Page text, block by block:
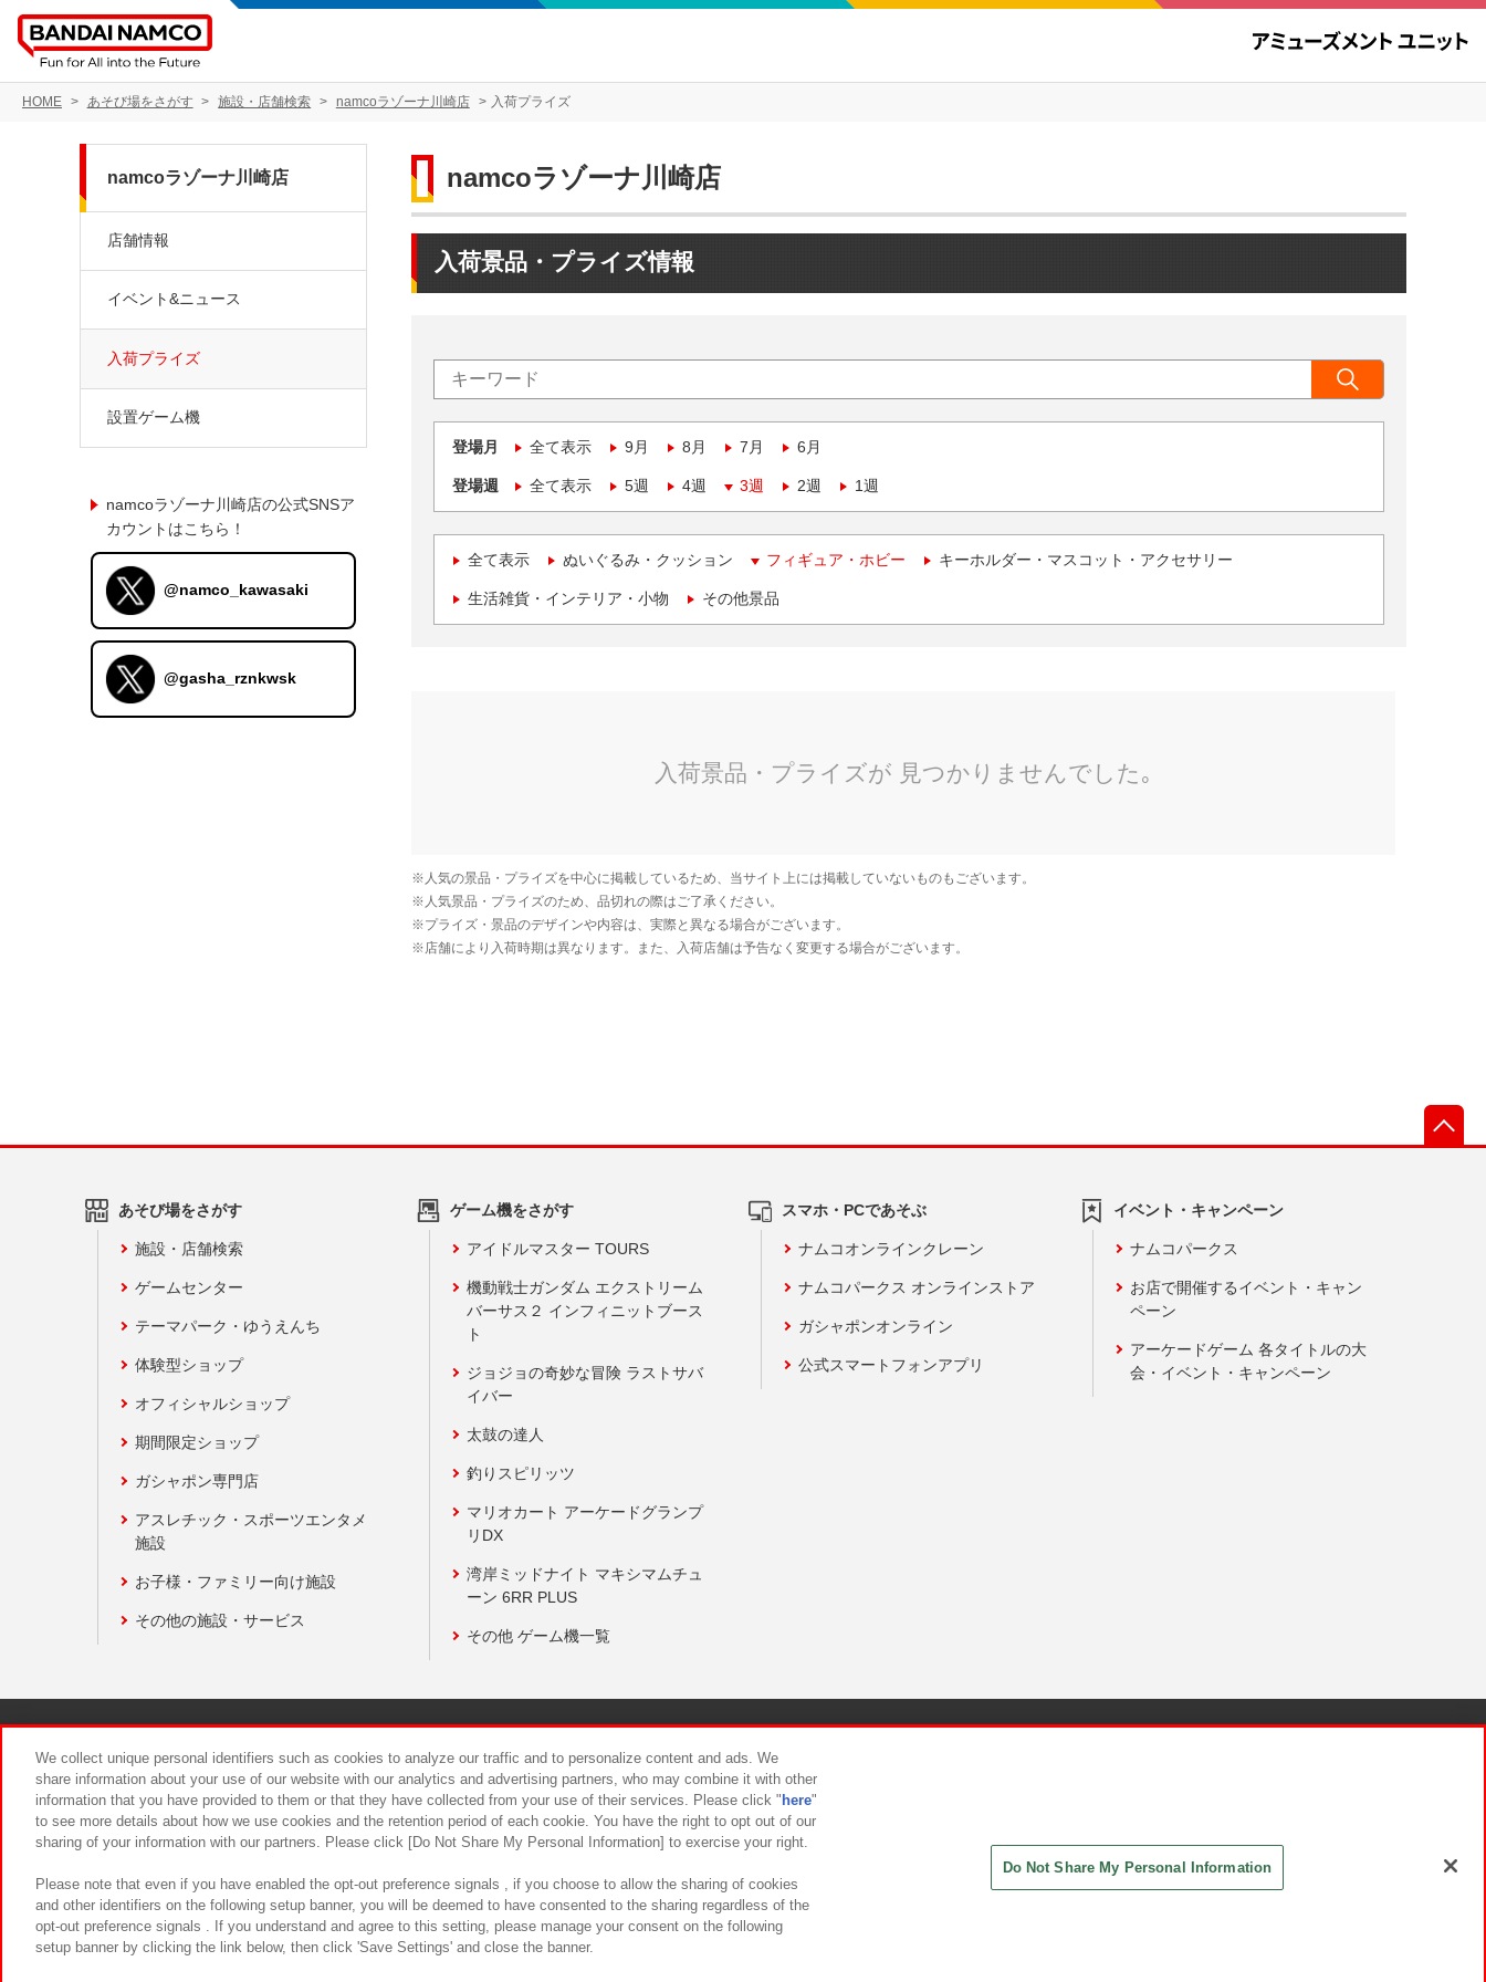
HOME あそび場をさがす 施設・店舗検索 namcoラゾーナ川崎店 入荷プライズ
namcoラゾーナ川崎店
入荷景品・プライズ情報
登場月 全て表示 9月 8月 7月 6月
登場週 全て表示 5週 4週 3週 2週 1週
全て表示 ぬいぐるみ・クッション フィギュア・ホビー キーホルダー・マスコット・アクセサリー
生活雑貨・インテリア・小物 その他景品
namcoラゾーナ川崎店
店舗情報
イベント&ニュース
入荷プライズ
設置ゲーム機
namcoラゾーナ川崎店の公式SNSア
カウントはこちら！
@namco_kawasaki
@gasha_rznkwsk
あそび場をさがす
施設・店舗検索
ゲームセンター
テーマパーク・ゆうえんち
体験型ショップ
オフィシャルショップ
期間限定ショップ
ガシャポン専門店
アスレチック・スポーツエンタメ
施設
お子様・ファミリー向け施設
その他の施設・サービス
ゲーム機をさがす
アイドルマスター TOURS
機動戦士ガンダム エクストリーム
バーサス２ インフィニットブース
ト
ジョジョの奇妙な冒険 ラストサバ
イバー
太鼓の達人
釣りスピリッツ
マリオカート アーケードグランプ
リDX
湾岸ミッドナイト マキシマムチュ
ーン 6RR PLUS
その他 ゲーム機一覧
スマホ・PCであそぶ
ナムコオンラインクレーン
ナムコパークス オンラインストア
ガシャポンオンライン
公式スマートフォンアプリ
イベント・キャンペーン
ナムコパークス
お店で開催するイベント・キャン
ペーン
アーケードゲーム 各タイトルの大
会・イベント・キャンペーン
食品のご提供について カスタマーハラスメント対応方針
We collect unique personal identifiers such as cookies to analyze our traffic and to personalize content and ads. We
share information about your use of our website with our analytics and advertising partners, who may combine it with other
information that you have provided to them or that they have collected from your use of their services. Please click " here"
to see more details about how we use cookies and the retention period of each cookie. You have the right to opt out of our
sharing of your information with our partners. Please click [Do Not Share My Personal Information] to exercise your right.
Please note that even if you have enabled the opt-out preference signals , if you choose to allow the sharing of cookies
and other identifiers on the following setup banner, you will be deemed to have consented to the sharing regardless of the
opt-out preference signals . If you understand and agree to this setting, please manage your consent on the following
setup banner by clicking the link below, then click 'Save Settings' and close the banner.
Do Not Share My Personal Information